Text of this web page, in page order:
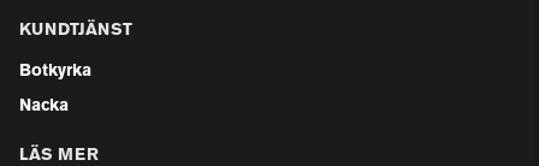
KUNDTJÄNST
Botkyrka
Nacka
LÄS MER